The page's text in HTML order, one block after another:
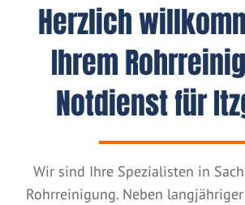
Herzlich
Ihrem
Notdienst für
Wir sind Ihre Spezialisten in
Rohrreinigung. Neben